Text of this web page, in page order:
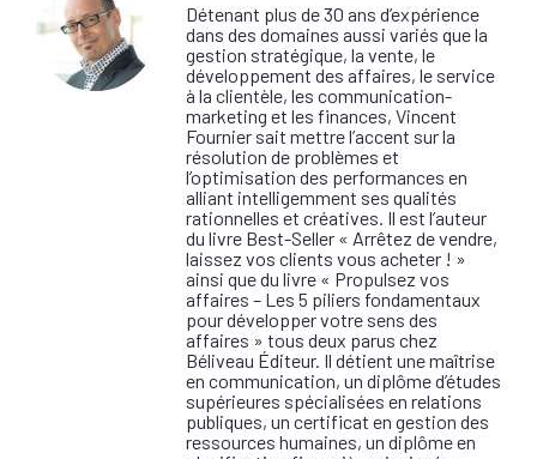
Détenant plus de 30 ans d’expérience
dans des domaines aussi variés que la
gestion stratégique, la vente, le
développement des affaires, le service
à la clientèle, les communication-
marketing et les finances, Vincent
Fournier sait mettre l’accent sur la
résolution de problèmes et
l’optimisation des performances en
alliant intelligemment ses qualités
rationnelles et créatives. Il est l’auteur
du livre Best-Seller « Arrêtez de vendre,
laissez vos clients vous acheter ! »
ainsi que du livre « Propulsez vos
affaires – Les 5 piliers fondamentaux
pour développer votre sens des
affaires » tous deux parus chez
Béliveau Éditeur. Il détient une maîtrise
en communication, un diplôme d’études
supérieures spécialisées en relations
publiques, un certificat en gestion des
ressources humaines, un diplôme en